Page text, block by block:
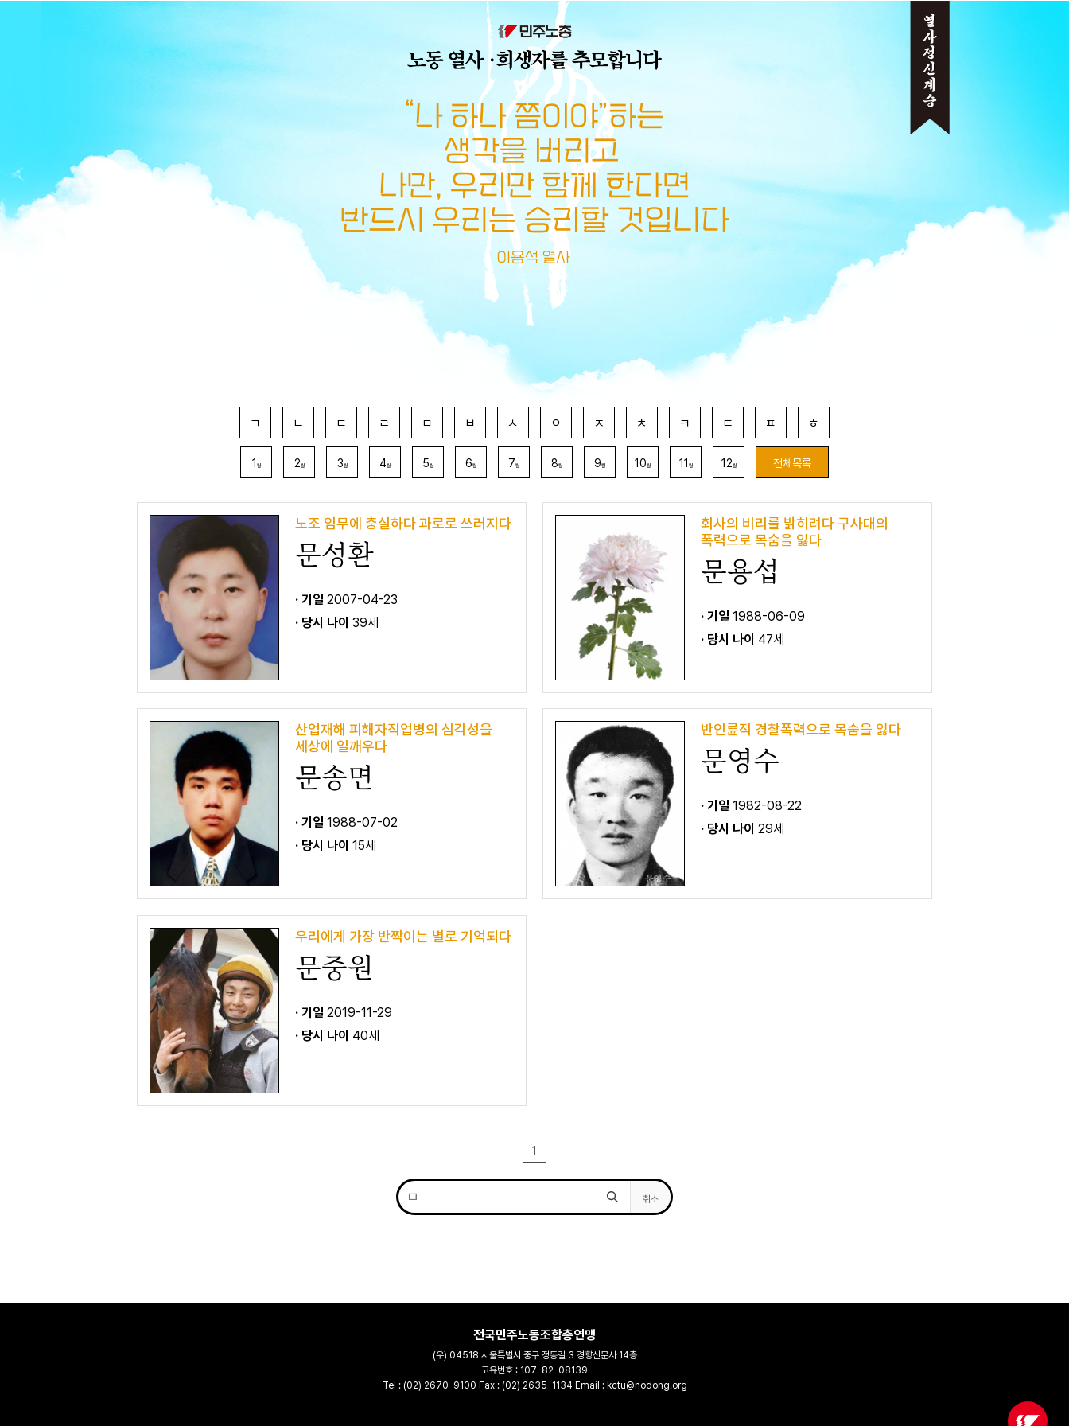
메뉴 건너뛰기
ㄱ ㄴ ㄷ ㄹ ㅁ ㅂ ㅅ ㅇ ㅈ ㅊ ㅋ ㅌ ㅍ ㅎ
1 월 2월 3월 4월 5월 6월 7월 8월 9월 10월 11 월 12월 전체목록
노조 임무에 충실하다 과로로 쓰러지다
문성환
· 기일 2007-04-23
· 당시 나이 39세
회사의 비리를 밝히려다 구사대의
폭력으로 목숨을 잃다
문용섭
· 기일 1988-06-09
· 당시 나이 47세
산업재해 피해자직업병의 심각성을
세상에 일깨우다
문송면
· 기일 1988-07-02
· 당시 나이 15세
반인륜적 경찰폭력으로 목숨을 잃다
문영수
· 기일 1982-08-22
· 당시 나이 29세
우리에게 가장 반짝이는 별로 기억되다
문중원
· 기일 2019-11-29
· 당시 나이 40세
1
취소
전국민주노동조합총연맹
(우) 04518 서울특별시 중구 정동길 3 경향신문사 14층
고유번호 : 107-82-08139
Tel : (02) 2670-9100 Fax : (02) 2635-1134 Email : kctu@nodong.org